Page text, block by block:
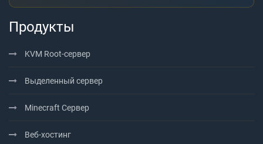
Продукты
KVM Root-сервер
Выделенный сервер
Minecraft Сервер
Веб-хостинг